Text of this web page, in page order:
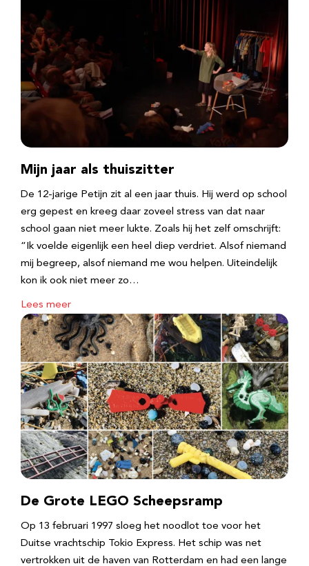
Mijn jaar als thuiszitter
De 12-jarige Petijn zit al een jaar thuis. Hij werd op school
erg gepest en kreeg daar zoveel stress van dat naar
school gaan niet meer lukte. Zoals hij het zelf omschrijft:
“Ik voelde eigenlijk een heel diep verdriet. Alsof niemand
mij begreep, alsof niemand me wou helpen. Uiteindelijk
kon ik ook niet meer zo…
Lees meer
De Grote LEGO Scheepsramp
Op 13 februari 1997 sloeg het noodlot toe voor het
Duitse vrachtschip Tokio Express. Het schip was net
vertrokken uit de haven van Rotterdam en had een lange